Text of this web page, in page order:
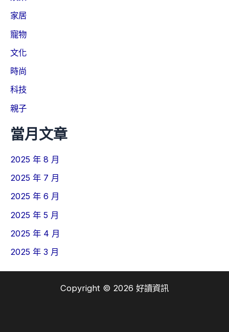
家居
寵物
文化
時尚
科技
親子
當月文章
2025 年 8 月
2025 年 7 月
2025 年 6 月
2025 年 5 月
2025 年 4 月
2025 年 3 月
Copyright © 2026 好讀資訊